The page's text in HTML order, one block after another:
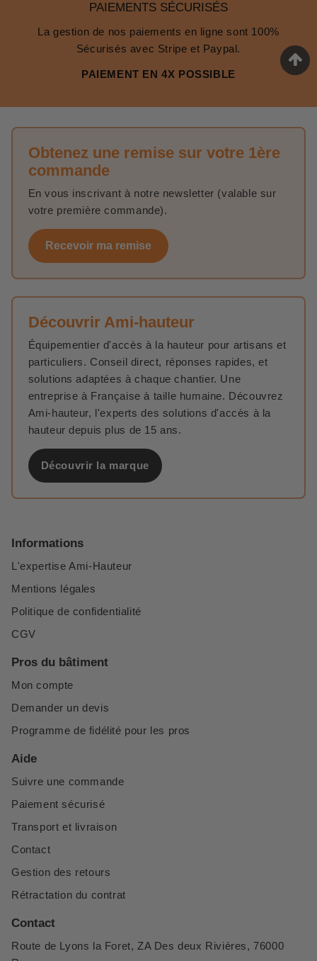
PAIEMENTS SÉCURISÉS
La gestion de nos paiements en ligne sont 100%
Sécurisés avec Stripe et Paypal.
PAIEMENT EN 4X POSSIBLE
Obtenez une remise sur votre 1ère
commande
En vous inscrivant à notre newsletter (valable sur
votre première commande).
Recevoir ma remise
Découvrir Ami-hauteur
Équipementier d'accès à la hauteur pour artisans et
particuliers. Conseil direct, réponses rapides, et
solutions adaptées à chaque chantier. Une
entreprise à Française à taille humaine. Découvrez
Ami-hauteur, l'experts des solutions d'accès à la
hauteur depuis plus de 15 ans.
Découvrir la marque
Informations
L'expertise Ami-Hauteur
Mentions légales
Politique de confidentialité
CGV
Pros du bâtiment
Mon compte
Demander un devis
Programme de fidélité pour les pros
Aide
Suivre une commande
Paiement sécurisé
Transport et livraison
Contact
Gestion des retours
Rétractation du contrat
Contact
Route de Lyons la Foret, ZA Des deux Rivières, 76000